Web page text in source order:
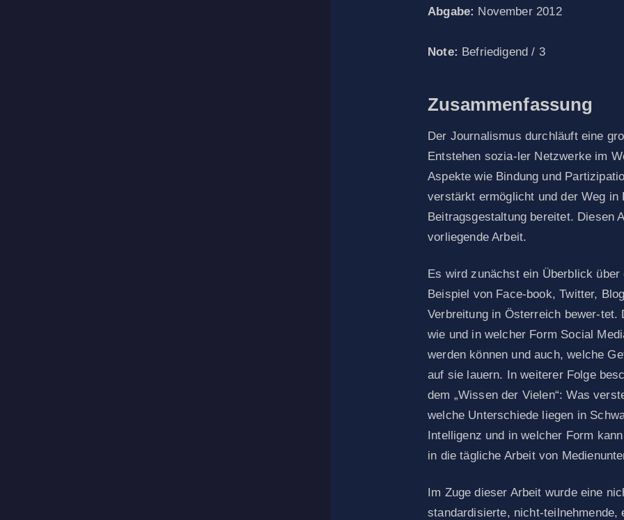
Abgabe: November 2012
Note: Befriedigend / 3
Zusammenfassung
Der Journalismus durchläuft eine
Entstehen sozia-ler Netzwerke im
Aspekte wie Bindung und
verstärkt ermöglicht und der Weg in
Beitragsgestaltung bereitet. Diesen
vorliegende Arbeit.
Es wird zunächst ein Überblick
Beispiel von Face-book, Twitter,
Verbreitung in Österreich bewer-tet.
wie und in welcher Form Social
werden können und auch, welche
auf sie lauern. In weiterer Folge
dem „Wissen der Vielen“: Was
welche Unterschiede liegen in
Intelligenz und in welcher Form
in die tägliche Arbeit von
Im Zuge dieser Arbeit wurde eine
standardisierte, nicht-